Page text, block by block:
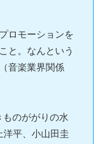
ロモーションを
と。なんという
音楽業界関係
ものががりの水
平、小山田圭